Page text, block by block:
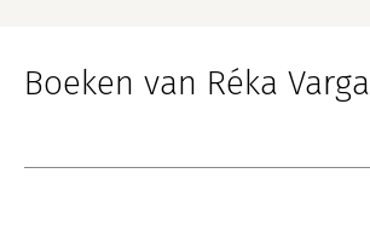
Boeken van Réka Varga